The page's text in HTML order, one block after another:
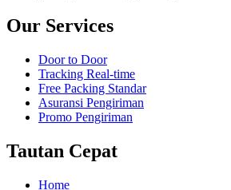
Our Services
Door to Door
Tracking Real-time
Free Packing Standar
Asuransi Pengiriman
Promo Pengiriman
Tautan Cepat
Home